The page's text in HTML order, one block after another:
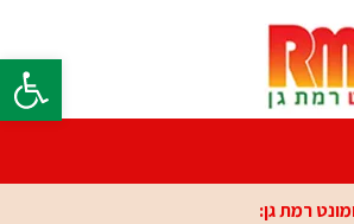
פתח
רמת גן: